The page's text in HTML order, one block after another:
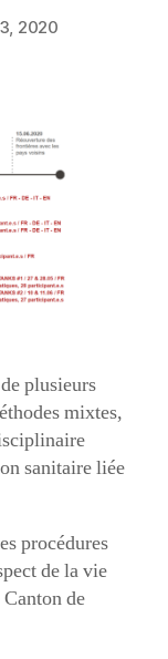
2020
plusieurs
mixtes,
sanitaire liée
procédures
de la vie
de